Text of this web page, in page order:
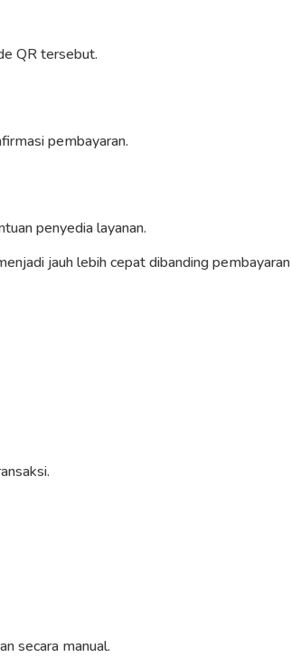
QR tersebut.
pembayaran.
penyedia layanan.
jauh lebih cepat dibanding pembayaran
secara manual.